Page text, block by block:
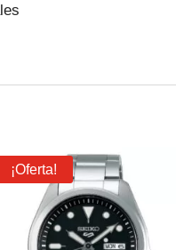
¡Oferta!